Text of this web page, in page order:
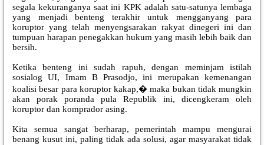
segala kekuranganya saat ini KPK adalah satu-satunya lembaga
yang menjadi benteng terakhir untuk mengganyang para
koruptor yang telah menyengsarakan rakyat dinegeri ini dan
tumpuan harapan penegakkan hukum yang masih lebih baik dan
bersih.
Ketika benteng ini sudah rapuh, dengan meminjam istilah
sosialog UI, Imam B Prasodjo, ini merupakan kemenangan
koalisi besar para koruptor kakap,� maka bukan tidak mungkin
akan porak poranda pula Republik ini, dicengkeram oleh
koruptor dan komprador asing.
Kita semua sangat berharap, pemerintah mampu mengurai
benang kusut ini, paling tidak ada solusi, agar masyarakat tidak